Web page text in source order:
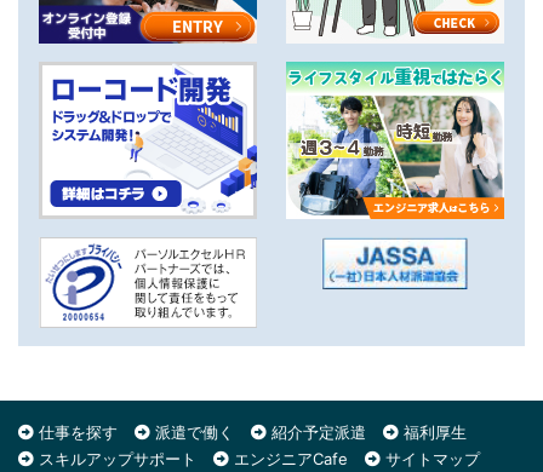
仕事を探す 派遣で働く 紹介予定派遣
福利厚生
スキルアップサポート
エンジニアCafe サイトマップ